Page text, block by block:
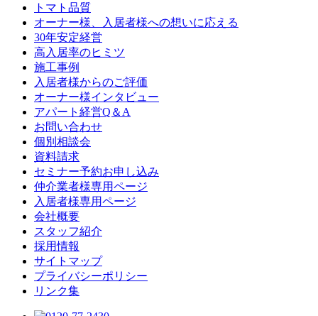
トマト品質
オーナー様、入居者様への想いに応える
30年安定経営
高入居率のヒミツ
施工事例
入居者様からのご評価
オーナー様インタビュー
アパート経営Q＆A
お問い合わせ
個別相談会
資料請求
セミナー予約お申し込み
仲介業者様専用ページ
入居者様専用ページ
会社概要
スタッフ紹介
採用情報
サイトマップ
プライバシーポリシー
リンク集